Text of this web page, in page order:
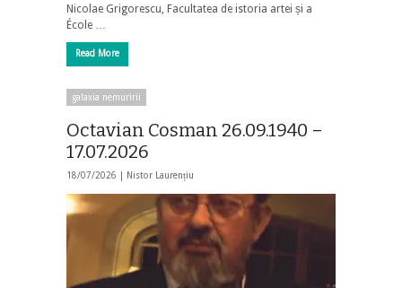
Nicolae Grigorescu, Facultatea de istoria artei și a
École …
Read More
galaxia nemuririi
Octavian Cosman 26.09.1940 –
17.07.2026
18/07/2026 | Nistor Laurențiu